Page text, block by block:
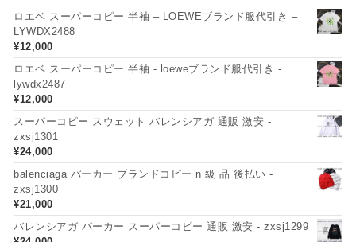
ロエベ スーパーコピー 半袖 – LOEWEブランド服代引き –
LYWDX2488
¥12,000
ロエベ スーパーコピー 半袖 - loeweブランド服代引き -
lywdx2487
¥12,000
スーパーコピー スウェット バレンシアガ 通販 激安 -
zxsj1301
¥24,000
balenciaga パーカー ブランドコピー n 級 品 後払い -
zxsj1300
¥21,000
バレンシアガ パーカー スーパーコピー 通販 激安 - zxsj1299